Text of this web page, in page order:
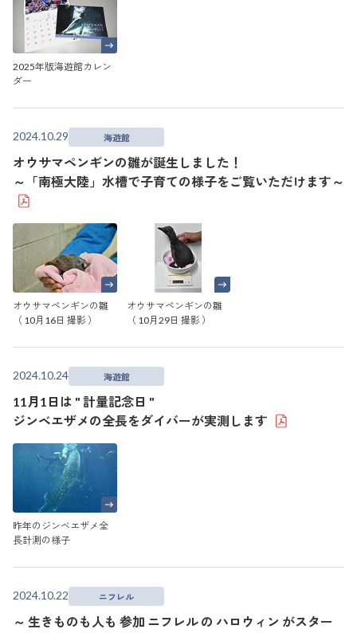
2025年版海遊館カレン
ダー
2024.10.29 海遊館
オウサマペンギンの雛が誕生しました！
～「南極大陸」水槽で子育ての様子をご覧いただけます～
オウサマペンギンの雛
（ 10月16日 撮影 ）
オウサマペンギンの雛
（ 10月29日 撮影 ）
2024.10.24 海遊館
11月1日は " 計量記念日 "
ジンベエザメの全長をダイバーが実測します
昨年のジンベエザメ全
長計測の様子
2024.10.22 ニフレル
～ 生きものも人も 参加 ニフレル の ハロウィン がスター